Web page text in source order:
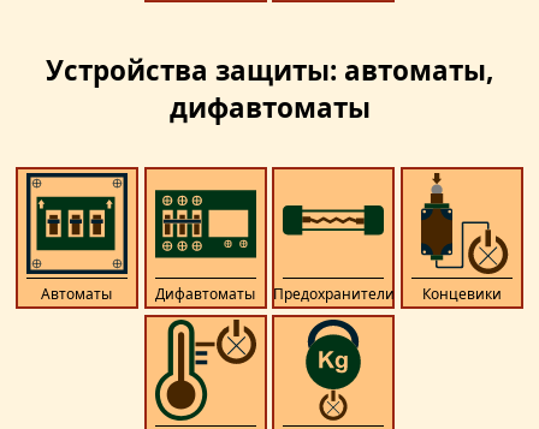
Устройства защиты: автоматы,
дифавтоматы
Автоматы Дифавтоматы Предохранители Концевики